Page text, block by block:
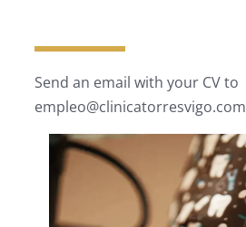
Send an email with your CV to
empleo@clinicatorresvigo.com